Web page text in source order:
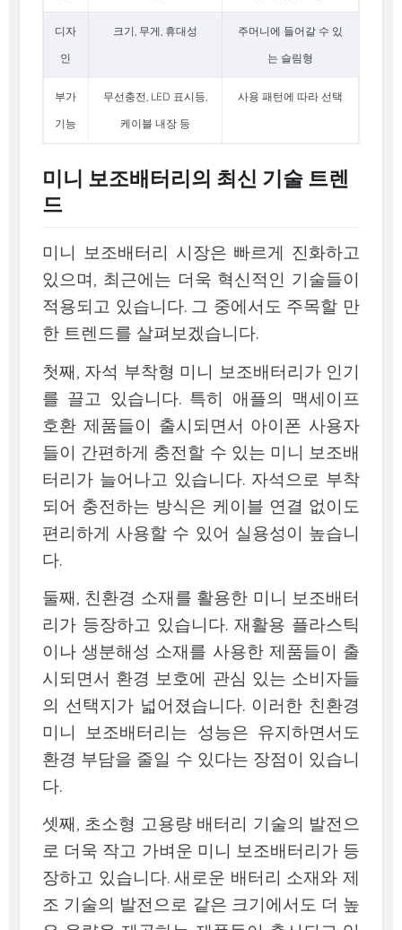
디자
인
크기, 무게, 휴대성
주머니에 들어갈 수 있
는 슬림형
부가
기능
무선충전, LED 표시등,
케이블 내장 등
사용 패턴에 따라 선택
미니 보조배터리의 최신 기술 트렌
드
미니 보조배터리 시장은 빠르게 진화하고
있으며, 최근에는 더욱 혁신적인 기술들이
적용되고 있습니다. 그 중에서도 주목할 만
한 트렌드를 살펴보겠습니다.
첫째, 자석 부착형 미니 보조배터리가 인기
를 끌고 있습니다. 특히 애플의 맥세이프
호환 제품들이 출시되면서 아이폰 사용자
들이 간편하게 충전할 수 있는 미니 보조배
터리가 늘어나고 있습니다. 자석으로 부착
되어 충전하는 방식은 케이블 연결 없이도
편리하게 사용할 수 있어 실용성이 높습니
다.
둘째, 친환경 소재를 활용한 미니 보조배터
리가 등장하고 있습니다. 재활용 플라스틱
이나 생분해성 소재를 사용한 제품들이 출
시되면서 환경 보호에 관심 있는 소비자들
의 선택지가 넓어졌습니다. 이러한 친환경
미니 보조배터리는 성능은 유지하면서도
환경 부담을 줄일 수 있다는 장점이 있습니
다.
셋째, 초소형 고용량 배터리 기술의 발전으
로 더욱 작고 가벼운 미니 보조배터리가 등
장하고 있습니다. 새로운 배터리 소재와 제
조 기술의 발전으로 같은 크기에서도 더 높